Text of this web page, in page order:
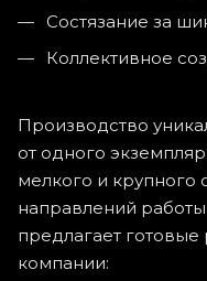
Состязание за
Коллективное
Производство
от одного
мелкого и крупного
направлений
предлагает
компании: